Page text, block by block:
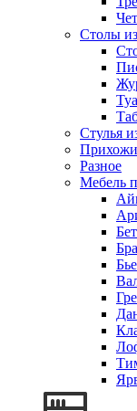
Столы
Стулья
Разное
Мебель